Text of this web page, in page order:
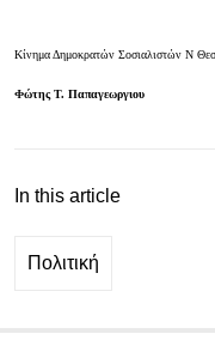
Κίνημα Δημοκρατών Σοσιαλιστών Ν
Φώτης Τ. Παπαγεωργιου
In this article
Πολιτική